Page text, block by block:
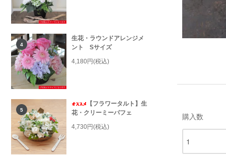
4
生花・ラウンドアレンジメ
ント Sサイズ
4,180円(税込)
5
【フラワータルト】生
花・クリーミーパフェ
4,730円(税込)
購入数